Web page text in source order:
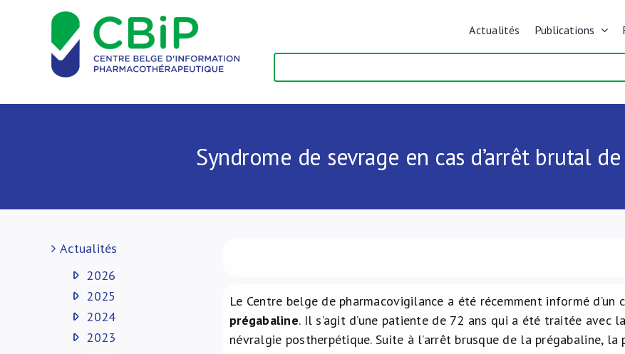
Actualités Publications
Syndrome de sevrage en cas d’arrêt brutal
Le Centre belge de pharmacovigilance a été récemment informé d’un
prégabaline. Il s’agit d’une patiente de 72 ans qui a été traitée avec
névralgie postherpétique. Suite à l’arrêt brusque de la prégabaline,
Actualités
2026
2025
2024
2023